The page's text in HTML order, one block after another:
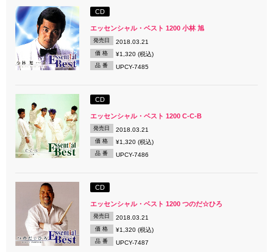
CD
エッセンシャル・ベスト 1200 小林 旭
発売日 2018.03.21
価 格 ¥1,320 (税込)
品 番 UPCY-7485
CD
エッセンシャル・ベスト 1200 C-C-B
発売日 2018.03.21
価 格 ¥1,320 (税込)
品 番 UPCY-7486
CD
エッセンシャル・ベスト 1200 つのだ☆ひろ
発売日 2018.03.21
価 格 ¥1,320 (税込)
品 番 UPCY-7487